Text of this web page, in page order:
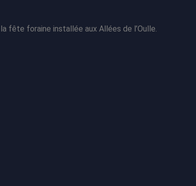
fête foraine installée aux Allées de l’Oulle.